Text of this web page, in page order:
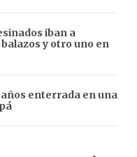
iban a
y otro uno en
enterrada en una